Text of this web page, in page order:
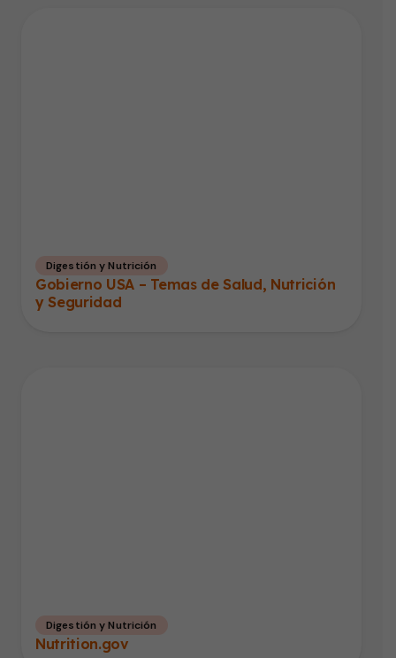
Digestión y Nutrición
Gobierno USA – Temas de Salud, Nutrición
y Seguridad
Digestión y Nutrición
Nutrition.gov